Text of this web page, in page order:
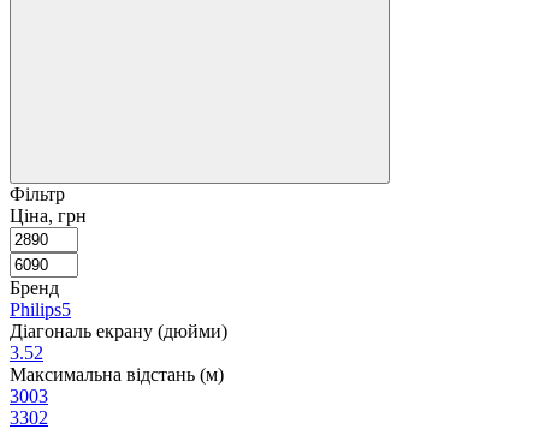
Фільтр
Ціна, грн
Бренд
Philips5
Діагональ екрану (дюйми)
3.52
Максимальна відстань (м)
3003
3302